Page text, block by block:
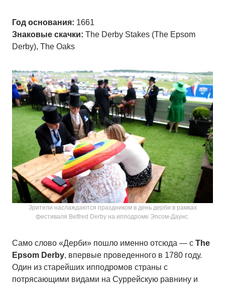
Год основания: 1661
Знаковые скачки: The Derby Stakes (The Epsom
Derby), The Oaks
Зрители наслаждаются праздником в день дерби в рамках
фестиваля Betfred Derby на ипподроме Эпсом-Даунс.
Само слово «Дерби» пошло именно отсюда — с The
Epsom Derby, впервые проведенного в 1780 году.
Один из старейших ипподромов страны с
потрясающими видами на Суррейскую равнину и